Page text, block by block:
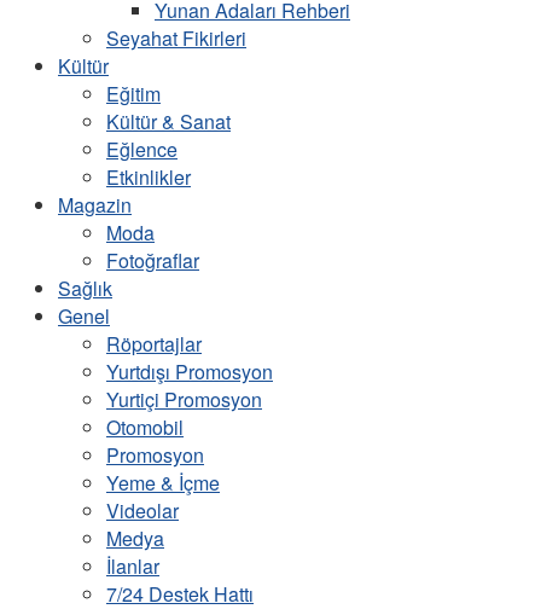
Yunan Adaları Rehberi
Seyahat Fikirleri
Kültür
Eğitim
Kültür & Sanat
Eğlence
Etkinlikler
Magazin
Moda
Fotoğraflar
Sağlık
Genel
Röportajlar
Yurtdışı Promosyon
Yurtiçi Promosyon
Otomobil
Promosyon
Yeme & İçme
Videolar
Medya
İlanlar
7/24 Destek Hattı